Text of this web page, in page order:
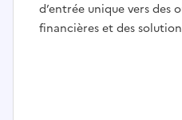
d’entrée unique vers des
financières et des